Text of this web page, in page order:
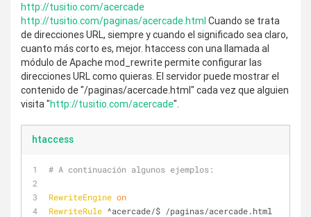
http://tusitio.com/acercade
http://tusitio.com/paginas/acercade.html Cuando se trata
de direcciones URL, siempre y cuando el significado sea claro,
cuanto más corto es, mejor. htaccess con una llamada al
módulo de Apache mod_rewrite permite configurar las
direcciones URL como quieras. El servidor puede mostrar el
contenido de "/paginas/acercade.html" cada vez que alguien
visita "http://tusitio.com/acercade".
htaccess
# A continuación algunos ejemplos:
RewriteEngine on
RewriteRule ^acercade/$ /paginas/acercade.html